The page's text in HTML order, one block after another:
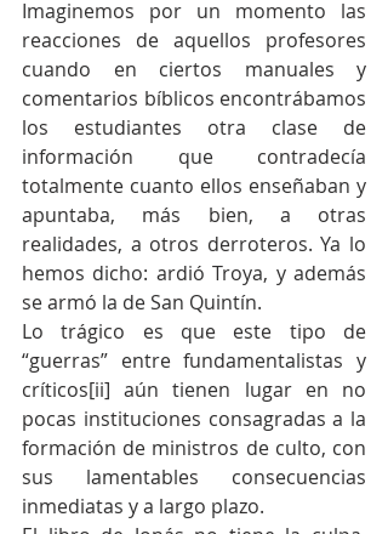
Imaginemos por un momento las
reacciones de aquellos profesores
cuando en ciertos manuales y
comentarios bíblicos encontrábamos
los estudiantes otra clase de
información que contradecía
totalmente cuanto ellos enseñaban y
apuntaba, más bien, a otras
realidades, a otros derroteros. Ya lo
hemos dicho: ardió Troya, y además
se armó la de San Quintín.
Lo trágico es que este tipo de
“guerras” entre fundamentalistas y
críticos[ii] aún tienen lugar en no
pocas instituciones consagradas a la
formación de ministros de culto, con
sus lamentables consecuencias
inmediatas y a largo plazo.